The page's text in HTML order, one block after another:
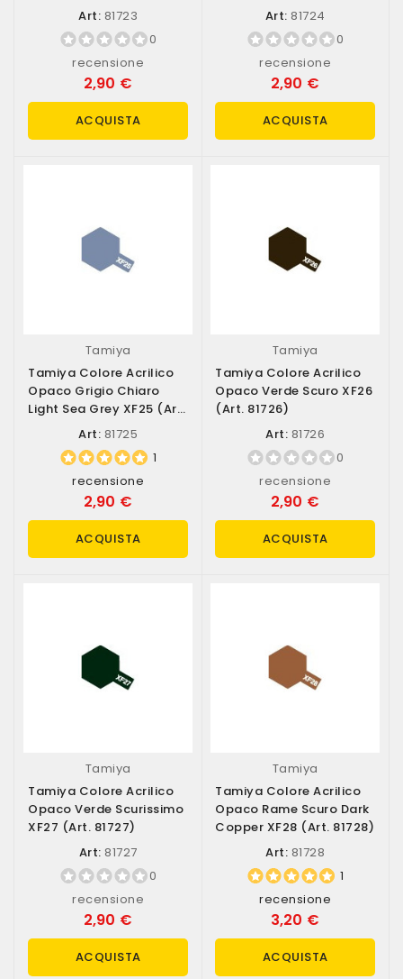
Art: 81723
0
recensione
2,90 €
ACQUISTA
Art: 81724
0
recensione
2,90 €
ACQUISTA
Tamiya
Tamiya Colore Acrilico
Opaco Grigio Chiaro
Light Sea Grey XF25 (art.
Art: 81725
1
recensione
2,90 €
ACQUISTA
Tamiya
Tamiya Colore Acrilico
Opaco Verde Scuro XF26
(art. 81726)
Art: 81726
0
recensione
2,90 €
ACQUISTA
Tamiya
Tamiya Colore Acrilico
Opaco Verde Scurissimo
XF27 (art. 81727)
Art: 81727
0
recensione
2,90 €
ACQUISTA
Tamiya
Tamiya Colore Acrilico
Opaco Rame Scuro Dark
Copper XF28 (art. 81728)
Art: 81728
1
recensione
3,20 €
ACQUISTA